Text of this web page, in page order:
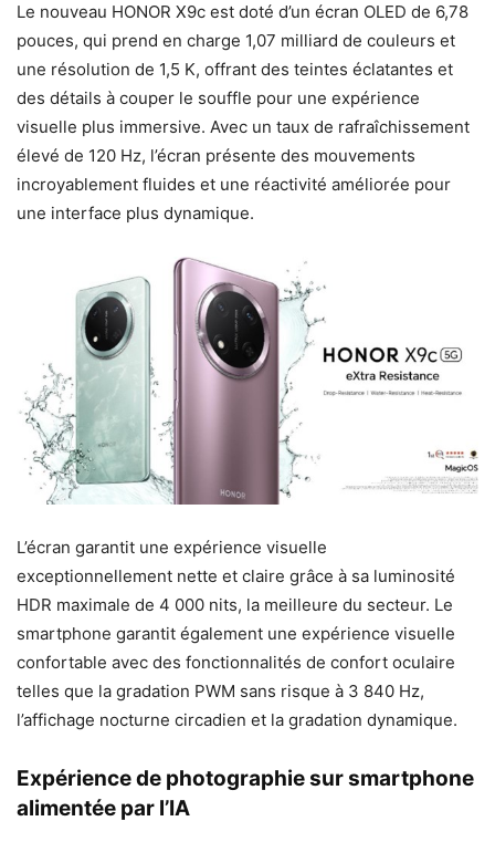
Le nouveau HONOR X9c est doté d’un écran OLED de 6,78
pouces, qui prend en charge 1,07 milliard de couleurs et
une résolution de 1,5 K, offrant des teintes éclatantes et
des détails à couper le souffle pour une expérience
visuelle plus immersive. Avec un taux de rafraîchissement
élevé de 120 Hz, l’écran présente des mouvements
incroyablement fluides et une réactivité améliorée pour
une interface plus dynamique.
L’écran garantit une expérience visuelle
exceptionnellement nette et claire grâce à sa luminosité
HDR maximale de 4 000 nits, la meilleure du secteur. Le
smartphone garantit également une expérience visuelle
confortable avec des fonctionnalités de confort oculaire
telles que la gradation PWM sans risque à 3 840 Hz,
l’affichage nocturne circadien et la gradation dynamique.
Expérience de photographie sur smartphone
alimentée par l’IA